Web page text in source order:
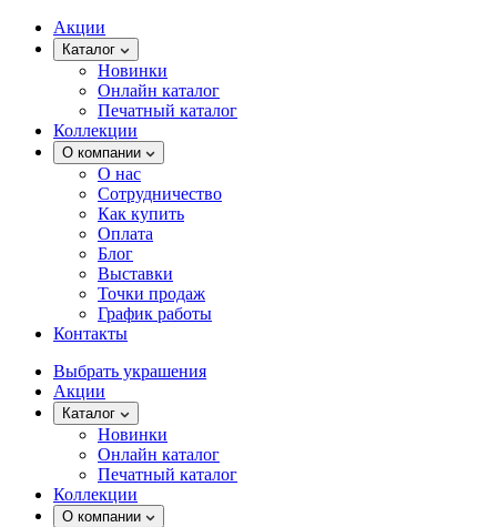
Акции
Каталог
Новинки
Онлайн каталог
Печатный каталог
Коллекции
О компании
О нас
Сотрудничество
Как купить
Оплата
Блог
Выставки
Точки продаж
График работы
Контакты
Выбрать украшения
Акции
Каталог
Новинки
Онлайн каталог
Печатный каталог
Коллекции
О компании